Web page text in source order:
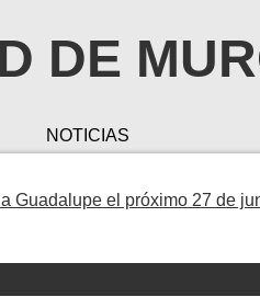
DE
NOTICIAS
Guadalupe el próximo 27 de